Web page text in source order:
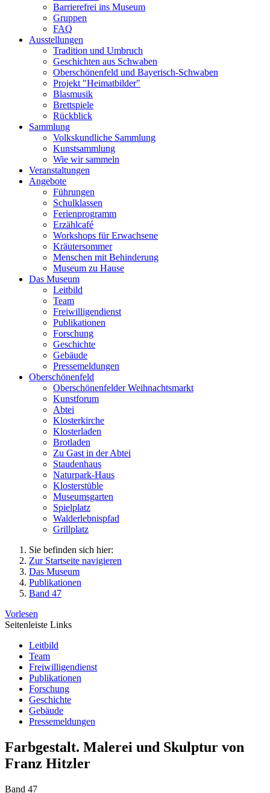
Barrierefrei ins Museum
Gruppen
FAQ
Ausstellungen
Tradition und Umbruch
Geschichten aus Schwaben
Oberschönenfeld und Bayerisch-Schwaben
Projekt "Heimatbilder"
Blasmusik
Brettspiele
Rückblick
Sammlung
Volkskundliche Sammlung
Kunstsammlung
Wie wir sammeln
Veranstaltungen
Angebote
Führungen
Schulklassen
Ferienprogramm
Erzählcafé
Workshops für Erwachsene
Kräutersommer
Menschen mit Behinderung
Museum zu Hause
Das Museum
Leitbild
Team
Freiwilligendienst
Publikationen
Forschung
Geschichte
Gebäude
Pressemeldungen
Oberschönenfeld
Oberschönenfelder Weihnachtsmarkt
Kunstforum
Abtei
Klosterkirche
Klosterladen
Brotladen
Zu Gast in der Abtei
Staudenhaus
Naturpark-Haus
Klosterstüble
Museumsgarten
Spielplatz
Walderlebnispfad
Grillplatz
Sie befinden sich hier:
Zur Startseite navigieren
Das Museum
Publikationen
Band 47
Vorlesen
Seitenleiste Links
Leitbild
Team
Freiwilligendienst
Publikationen
Forschung
Geschichte
Gebäude
Pressemeldungen
Farbgestalt. Malerei und Skulptur von
Franz Hitzler
Band 47